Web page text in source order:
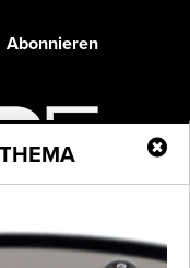
Abonnieren
GmbH